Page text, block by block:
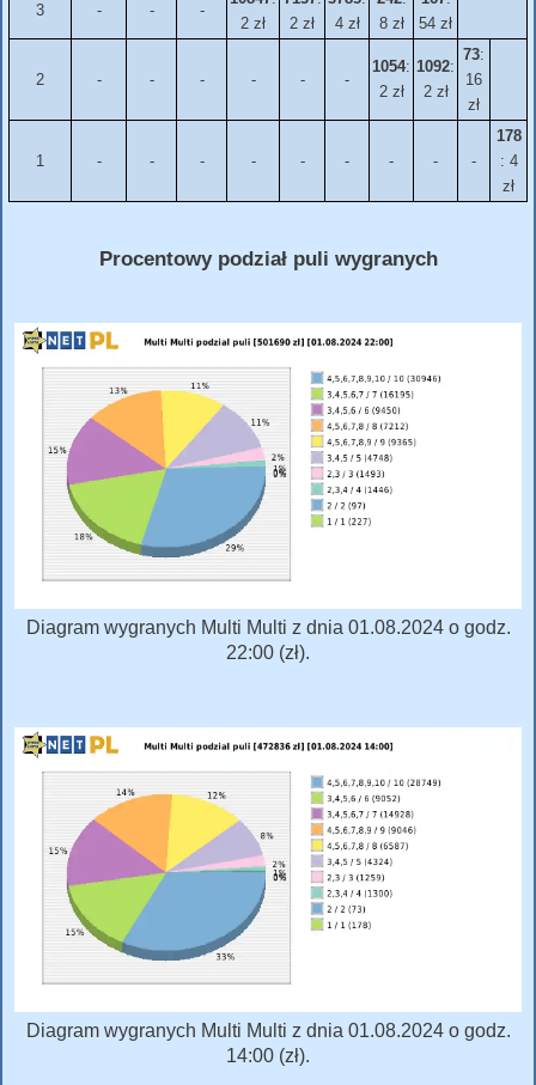
3 - - -
2 zł
2 zł
4 zł
8 zł
54 zł
2 - - - - - -
1054:
2 zł
1092:
2 zł
73:
16
zł
1 - - - - - - - - -
178
: 4
zł
Procentowy podział puli wygranych
Diagram wygranych Multi Multi z dnia 01.08.2024 o godz.
22:00 (zł).
Diagram wygranych Multi Multi z dnia 01.08.2024 o godz.
14:00 (zł).